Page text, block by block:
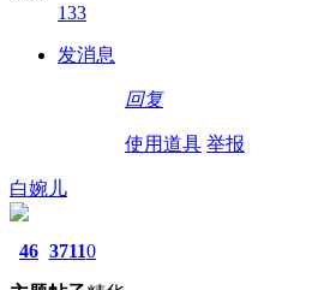
133
发消息
回复
使用道具 举报
白婉儿
46 37110